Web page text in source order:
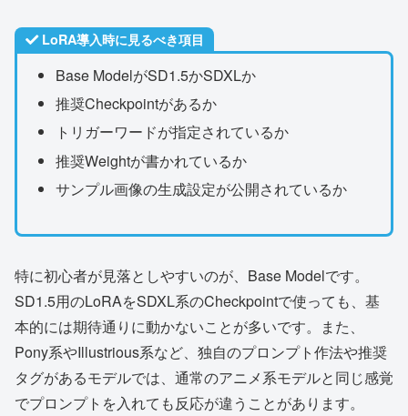
LoRA導入時に見るべき項目
Base ModelがSD1.5かSDXLか
推奨Checkpointがあるか
トリガーワードが指定されているか
推奨Weightが書かれているか
サンプル画像の生成設定が公開されているか
特に初心者が見落としやすいのが、Base Modelです。
SD1.5用のLoRAをSDXL系のCheckpointで使っても、基
本的には期待通りに動かないことが多いです。また、
Pony系やIllustrious系など、独自のプロンプト作法や推奨
タグがあるモデルでは、通常のアニメ系モデルと同じ感覚
でプロンプトを入れても反応が違うことがあります。